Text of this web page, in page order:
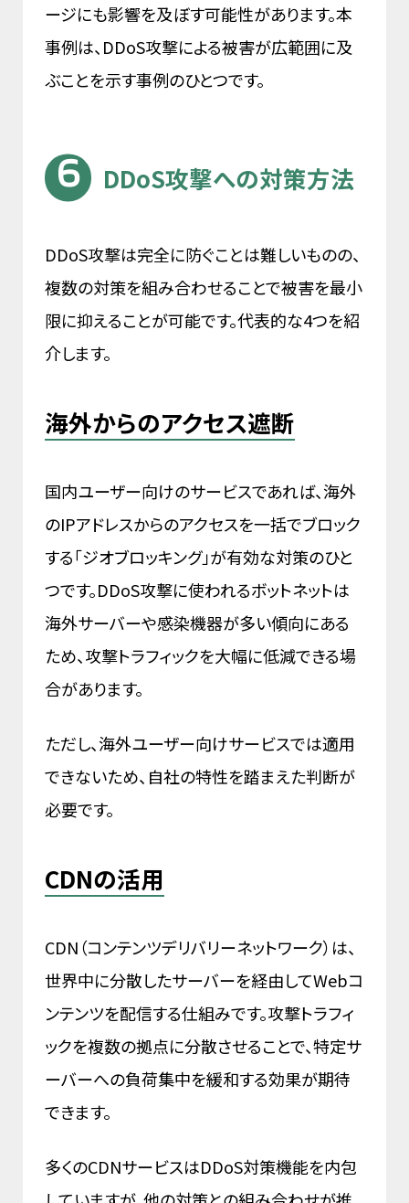
ージにも影響を及ぼす可能性があります。本
事例は、DDoS攻撃による被害が広範囲に及
ぶことを示す事例のひとつです。
DDoS攻撃への対策方法
DDoS攻撃は完全に防ぐことは難しいものの、
複数の対策を組み合わせることで被害を最小
限に抑えることが可能です。代表的な4つを紹
介します。
海外からのアクセス遮断
国内ユーザー向けのサービスであれば、海外
のIPアドレスからのアクセスを一括でブロック
する「ジオブロッキング」が有効な対策のひと
つです。DDoS攻撃に使われるボットネットは
海外サーバーや感染機器が多い傾向にある
ため、攻撃トラフィックを大幅に低減できる場
合があります。
ただし、海外ユーザー向けサービスでは適用
できないため、自社の特性を踏まえた判断が
必要です。
CDNの活用
CDN（コンテンツデリバリーネットワーク）は、
世界中に分散したサーバーを経由してWebコ
ンテンツを配信する仕組みです。攻撃トラフィ
ックを複数の拠点に分散させることで、特定サ
ーバーへの負荷集中を緩和する効果が期待
できます。
多くのCDNサービスはDDoS対策機能を内包